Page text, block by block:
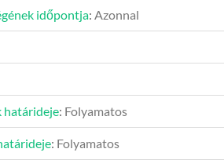
időpontja: Azonnal
határideje: Folyamatos
: Folyamatos